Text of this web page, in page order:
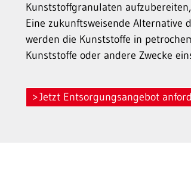
Kunststoffgranulaten
Eine zukunftsweisende Alternative
werden die Kunststoffe in
Kunststoffe oder andere Zwecke
Jetzt Entsorgungsangebot